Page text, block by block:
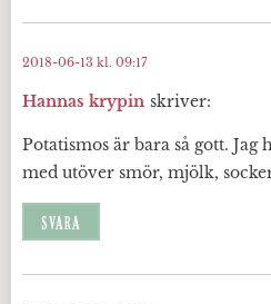
Hannas krypin skriver:
2018-06-13 kl. 09:17
Potatismos är bara så gott.
med utöver smör, mjölk,
SVARA